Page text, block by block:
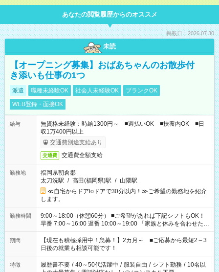
あなたの閲覧履歴からのオススメ
掲載日：2026.07.30
未読
【オープニング募集】おばあちゃんのお散歩付
き添いも仕事の1つ
派遣 職種未経験OK 社会人未経験OK
ブランクOK
WEB登録・面接OK
給与
無資格未経験：時給1300円～ ■週払いOK ■扶養内OK ■日
収1万400円以上
交通費別途支給あり
交通費 交通費全額支給
勤務地
福岡県朝倉郡
太刀洗駅 / 高田(福岡県)駅 / 山隈駅
≪自宅からドアtoドアで30分以内！≫ご希望の勤務地を紹介
します。
勤務時間
9:00～18:00（休憩60分） ■ご希望があれば下記シフトもOK！
早番 7:00～16:00 遅番 10:00～19:00 「家族と休みを合わせた
い」 「余裕を持って夕飯の準備がしたい」 「できれば残業はし
たくない」 など、ご希望を教えてくださいね。 ※Wワーク希望
の方へ 今ご覧のお仕事で希望する勤務時間と、もう1つのお仕事
の勤務時間。 合計で週40時間を超える場合は応募できません。
期間
【現在も積極採用中！急募！】2カ月～ ■ご応募から最短2～3
日後の就業も相談可能です！
特徴 履歴書不要 / 40～50代活躍中 / 服装自由 / シフト勤務 / 10名以